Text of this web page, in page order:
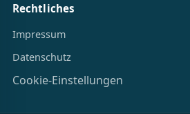
Rechtliches
Impressum
Datenschutz
Cookie-Einstellungen